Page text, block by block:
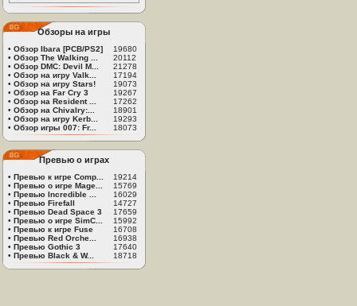
Обзоры на игры
• Обзор Ibara [PCB/PS2]
19680
• Обзор The Walking ...
20112
• Обзор DMC: Devil M...
21278
• Обзор на игру Valk...
17194
• Обзор на игру Stars!
19073
• Обзор на Far Cry 3
19267
• Обзор на Resident ...
17262
• Обзор на Chivalry:...
18901
• Обзор на игру Kerb...
19293
• Обзор игры 007: Fr... 18073
Превью о играх
• Превью к игре Comp...
19214
• Превью о игре Mage...
15769
• Превью Incredible ...
16029
• Превью Firefall
14727
• Превью Dead Space 3
17659
• Превью о игре SimC...
15992
• Превью к игре Fuse
16708
• Превью Red Orche...
16938
• Превью Gothic 3
17640
• Превью Black & W... 18718